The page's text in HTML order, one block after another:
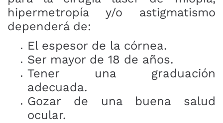
hipermetropía y/o astigmatismo
dependerá de:
El espesor de la córnea.
Ser mayor de 18 de años.
Tener una graduación
adecuada.
Gozar de una buena salud
ocular.